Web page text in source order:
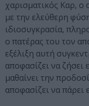
χαρισματικός Καρ,
με την ελεύθερη
ιδιοσυγκρασία,
ο πατέρας του τον
εξέλιξη αυτή
αποφασίζει να
μαθαίνει την
αποφασίζει να πάρει